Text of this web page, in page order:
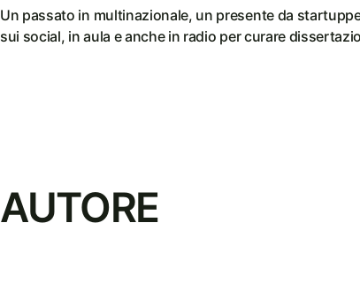
Un passato in multinazionale, un presente da
sui social, in aula e anche in radio per curare
AUTORE